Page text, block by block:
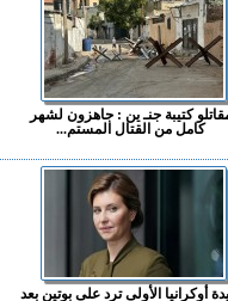
كتيبة جنـ ين : جاهزون لشهر
كامل من القتال المستم...
أوكرانيا الأولى ترد على بوتين بعد